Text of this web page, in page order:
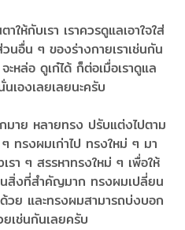
ห้กับเรา​ เราควรดูแลเอาใจใส่
นอื่น​ ๆ​ ของร่างกาย​เราเช่นกัน
ะหล่อ ดูเก๋​ได้​ ก็ต่อเมื่อ​เราดูแล
องเลยเลยนะครับ
าย​ หลายทรง​ ปรับแต่งไปตาม
ทรงผมเก่าไป​ ทรงใหม่​ ๆ​ มา
รา​ ๆ​ สรรหา​ทรงใหม่​ ๆ​ เพื่อให้
นสิ่งที่สำคัญ​มาก​ ทรงผมเปลี่ยน​
วย และทรงผมสามารถ​บ่งบอก
เช่นกันเลยครับ​